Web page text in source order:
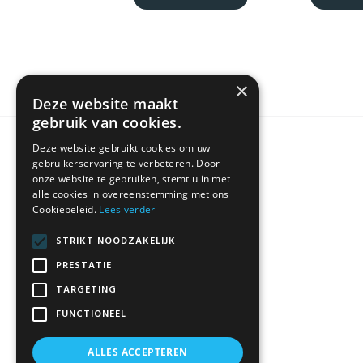
KLANTENSERVICE
Algemene Voorwaarden
Contact
×
Deze website maakt
gebruik van cookies.
Deze website gebruikt cookies om uw
gebruikerservaring te verbeteren. Door
onze website te gebruiken, stemt u in met
alle cookies in overeenstemming met ons
Cookiebeleid. Lees verder
STRIKT NOODZAKELIJK
PRESTATIE
TARGETING
FUNCTIONEEL
ALLES ACCEPTEREN